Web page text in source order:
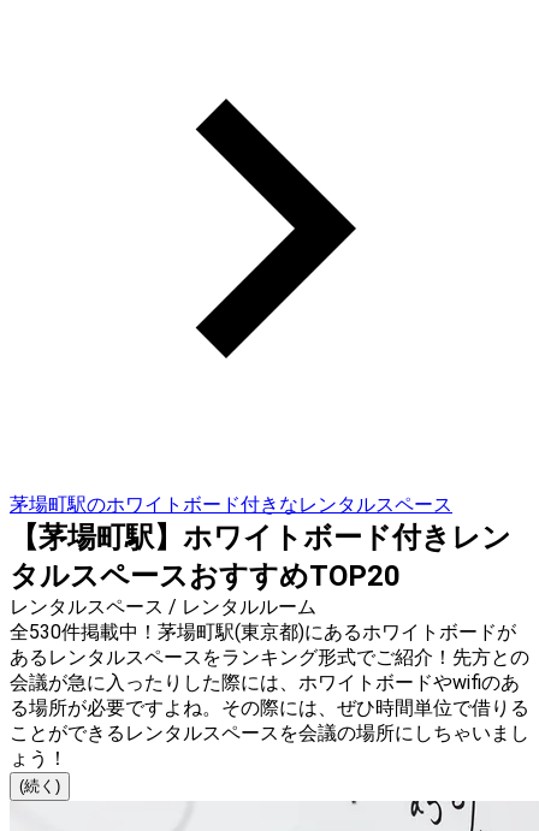
茅場町駅のホワイトボード付きなレンタルスペース
【茅場町駅】ホワイトボード付きレン
タルスペースおすすめTOP20
レンタルスペース / レンタルルーム
全530件掲載中！茅場町駅(東京都)にあるホワイトボードが
あるレンタルスペースをランキング形式でご紹介！先方との
会議が急に入ったりした際には、ホワイトボードやwifiのあ
る場所が必要ですよね。その際には、ぜひ時間単位で借りる
ことができるレンタルスペースを会議の場所にしちゃいまし
ょう！
(続く)